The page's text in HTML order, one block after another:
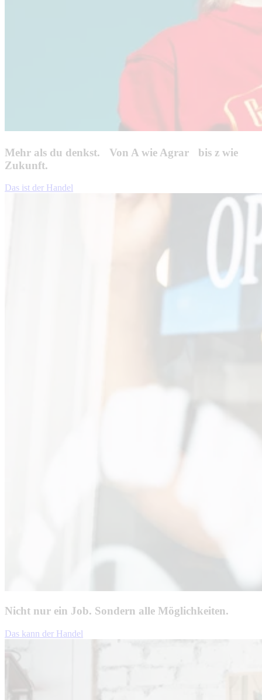
Mehr als du denkst. Von A wie Agrar bis z wie
Zukunft.
Das ist der Handel
Nicht nur ein Job. Sondern alle Möglichkeiten.
Das kann der Handel